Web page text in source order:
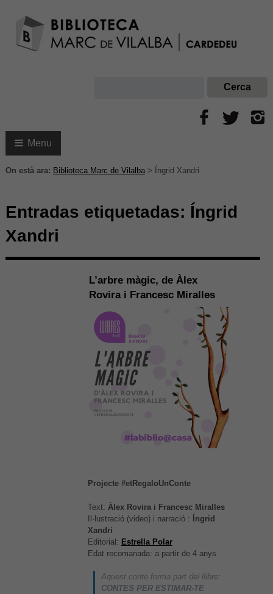
Menu
On està ara: Biblioteca Marc de Vilalba> Íngrid Xandri
Entradas etiquetadas: Íngrid
Xandri
L’arbre màgic, de Àlex
Rovira i Francesc Miralles
Projecte #etRegaloUnConte
Text: Àlex Rovira i Francesc Miralles
Il·lustració (video) i narració : Íngrid
Xandri
Editorial: Estrella Polar
Edat recomanada: a partir de 4 anys.
Aquest conte forma part del llibre:
CONTES PER ESTIMAR-TE